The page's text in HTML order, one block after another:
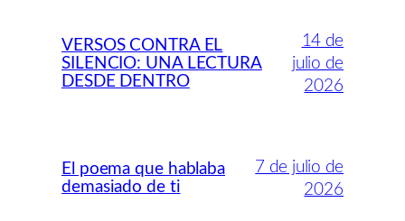
VERSOS CONTRA EL
SILENCIO: UNA LECTURA
DESDE DENTRO
14 de
julio de
2026
El poema que hablaba
demasiado de ti
7 de julio de
2026